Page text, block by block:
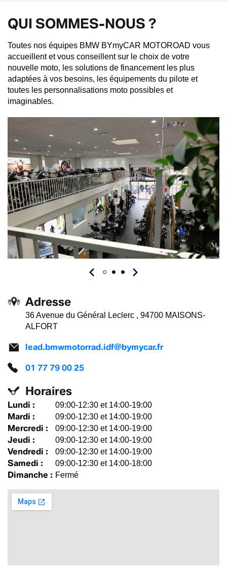
QUI SOMMES-NOUS ?
Toutes nos équipes BMW BYmyCAR MOTOROAD vous
accueillent et vous conseillent sur le choix de votre
nouvelle moto, les solutions de financement les plus
adaptées à vos besoins, les équipements du pilote et
toutes les personnalisations moto possibles et
imaginables.
Adresse
36 Avenue du Général Leclerc , 94700 MAISONS-
ALFORT
lead.bmwmotorrad.idf@bymycar.fr
01 77 79 00 25
Horaires
Lundi : 09:00-12:30 et 14:00-19:00
Mardi : 09:00-12:30 et 14:00-19:00
Mercredi : 09:00-12:30 et 14:00-19:00
Jeudi : 09:00-12:30 et 14:00-19:00
Vendredi : 09:00-12:30 et 14:00-19:00
Samedi : 09:00-12:30 et 14:00-18:00
Dimanche : Fermé